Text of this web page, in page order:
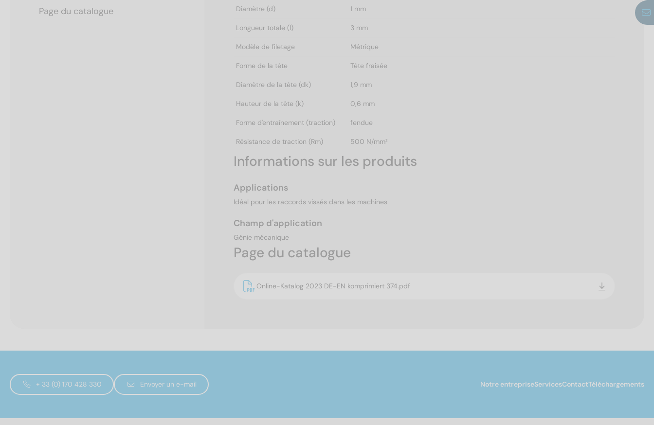
Page du catalogue
Diamètre (d) 1 mm
Longueur totale (l) 3 mm
Modèle de filetage Métrique
Forme de la tête Tête fraisée
Diamètre de la tête (dk) 1,9 mm
Hauteur de la tête (k) 0,6 mm
Forme d'entraînement (traction) fendue
Résistance de traction (Rm) 500 N/mm²
Informations sur les produits
Applications
Idéal pour les raccords vissés dans les machines
Champ d'application
Génie mécanique
Page du catalogue
Online-Katalog 2023 DE-EN komprimiert 374.pdf
+ 33 (0) 170 428 330 Envoyer un e-mail Notre entrepriseServicesContactTéléchargements